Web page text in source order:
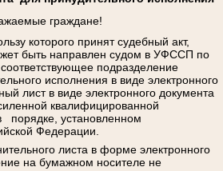
граждане!
которого принят судебный акт,
быть направлен судом в УФССП по
подразделение
исполнения в виде электронного
лист в виде электронного документа
квалифицированной
порядке, установленном
Федерации.
листа в форме электронного
на бумажном носителе не